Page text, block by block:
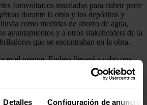
Detalles Configuración de anuncios
fotovoltaicos instalados para cubrir parte
durante la obra y los depósitos y
como medidas de ahorro de agua,
ayuntamientos y a otros stakeholders de la
que se encontraban en la obra.
el parque, Endesa llevará a cabo una
de año con los alumnos del IES Emerita
Ciclo Formativo de Eficiencia